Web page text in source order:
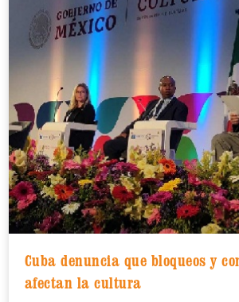
Cuba denuncia que bloqueos y
afectan la cultura